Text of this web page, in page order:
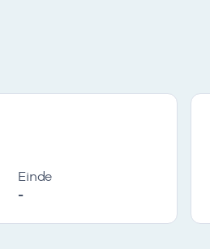
Einde
-